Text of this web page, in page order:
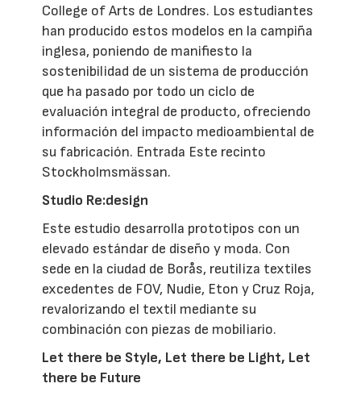
College of Arts de Londres. Los estudiantes
han producido estos modelos en la campiña
inglesa, poniendo de manifiesto la
sostenibilidad de un sistema de producción
que ha pasado por todo un ciclo de
evaluación integral de producto, ofreciendo
información del impacto medioambiental de
su fabricación. Entrada Este recinto
Stockholmsmässan.
Studio Re:design
Este estudio desarrolla prototipos con un
elevado estándar de diseño y moda. Con
sede en la ciudad de Borås, reutiliza textiles
excedentes de FOV, Nudie, Eton y Cruz Roja,
revalorizando el textil mediante su
combinación con piezas de mobiliario.
Let there be Style, Let there be Light, Let
there be Future